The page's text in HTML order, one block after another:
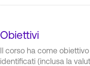
Obiettivi
Il corso ha come
identificati (inclusa la